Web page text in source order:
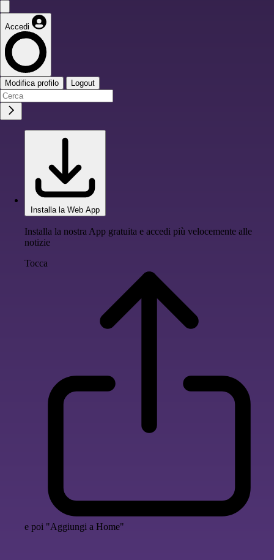
Accedi
Modifica profilo Logout
Installa la Web App
Installa la nostra App gratuita e accedi più velocemente alle
notizie
Tocca
e poi "Aggiungi a Home"